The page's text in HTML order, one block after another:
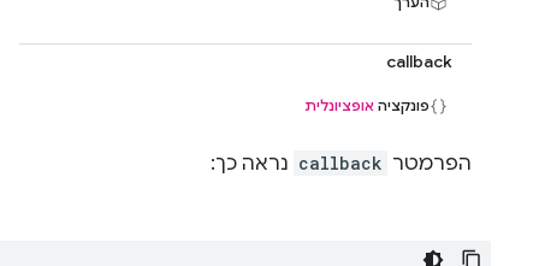
callback
פונקציה אופציונלית
הפרמטר callback נראה כך: